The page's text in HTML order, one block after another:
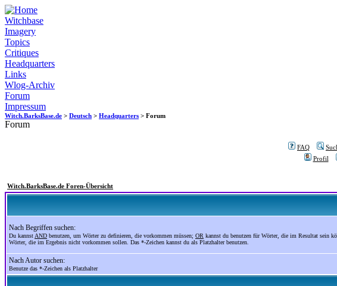
Witchbase
Imagery
Topics
Critiques
Headquarters
Links
Wlog-Archiv
Forum
Impressum
Witch.BarksBase.de > Deutsch > Headquarters > Forum
Forum
FAQ
Profil
Witch.BarksBase.de Foren-Übersicht
Nach Begriffen suchen:
Du kannst AND benutzen, um Wörter zu definieren, die vorkommen müssen; OR kannst du benutzen für Wörter, die im Resultat sein
Wörter, die im Ergebnis nicht vorkommen sollen. Das *-Zeichen kannst du als Platzhalter benutzen.
Nach Autor suchen:
Benutze das *-Zeichen als Platzhalter